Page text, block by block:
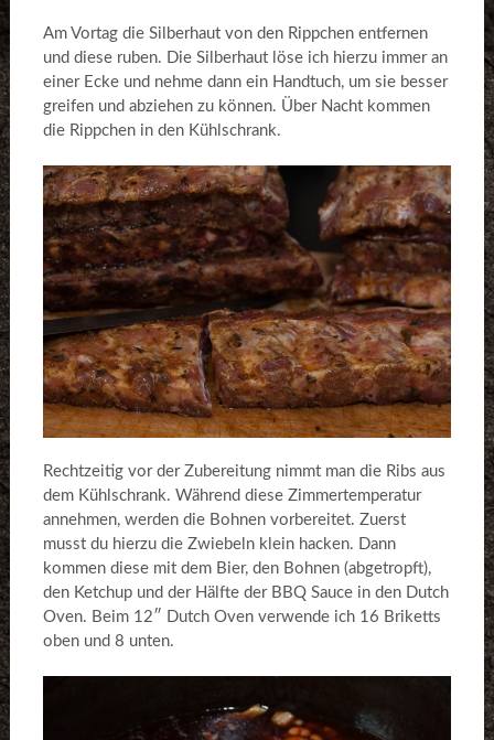
Am Vortag die Silberhaut von den Rippchen entfernen
und diese ruben. Die Silberhaut löse ich hierzu immer an
einer Ecke und nehme dann ein Handtuch, um sie besser
greifen und abziehen zu können. Über Nacht kommen
die Rippchen in den Kühlschrank.
Rechtzeitig vor der Zubereitung nimmt man die Ribs aus
dem Kühlschrank. Während diese Zimmertemperatur
annehmen, werden die Bohnen vorbereitet. Zuerst
musst du hierzu die Zwiebeln klein hacken. Dann
kommen diese mit dem Bier, den Bohnen (abgetropft),
den Ketchup und der Hälfte der BBQ Sauce in den Dutch
Oven. Beim 12″ Dutch Oven verwende ich 16 Briketts
oben und 8 unten.